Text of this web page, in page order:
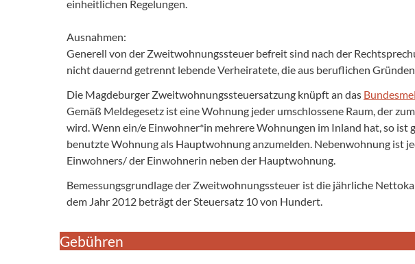
einheitlichen Regelungen.
Ausnahmen:
Generell von der Zweitwohnungssteuer befreit sind nach der
nicht dauernd getrennt lebende Verheiratete, die aus beruflichen
Die Magdeburger Zweitwohnungssteuersatzung knüpft an das
Gemäß Meldegesetz ist eine Wohnung jeder umschlossene Raum, der
wird. Wenn ein/e Einwohner*in mehrere Wohnungen im Inland hat, so ist
benutzte Wohnung als Hauptwohnung anzumelden. Nebenwohnung ist
Einwohners/ der Einwohnerin neben der Hauptwohnung.
Bemessungsgrundlage der Zweitwohnungssteuer ist die jährliche
dem Jahr 2012 beträgt der Steuersatz 10 von Hundert.
Gebühren